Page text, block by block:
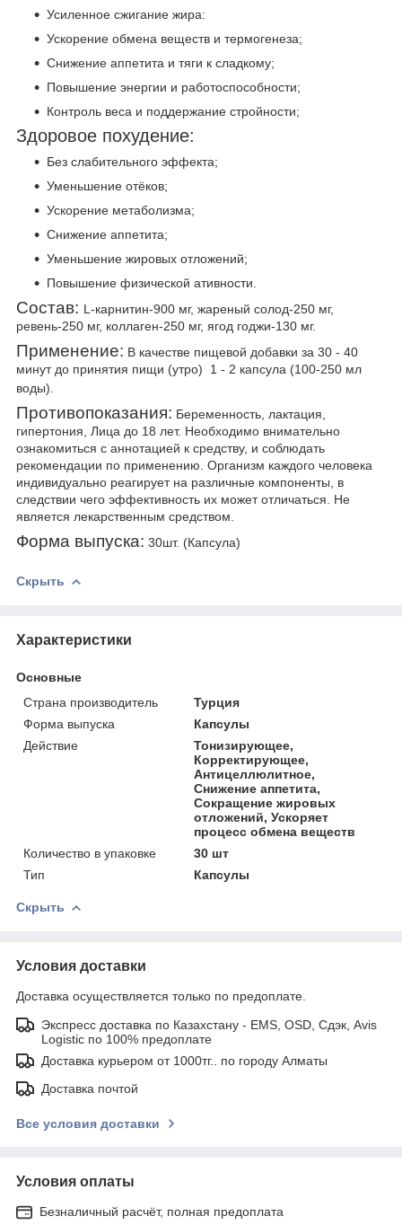
Усиленное сжигание жира:
Ускорение обмена веществ и термогенеза;
Снижение аппетита и тяги к сладкому;
Повышение энергии и работоспособности;
Контроль веса и поддержание стройности;
Здоровое похудение:
Без слабительного эффекта;
Уменьшение отёков;
Ускорение метаболизма;
Снижение аппетита;
Уменьшение жировых отложений;
Повышение физической ативности.
Состав: L-карнитин-900 мг, жареный солод-250 мг,
ревень-250 мг, коллаген-250 мг, ягод годжи-130 мг.
Применение: В качестве пищевой добавки за 30 - 40
минут до принятия пищи (утро) 1 - 2 капсула (100-250 мл
воды).
Противопоказания: Беременность, лактация,
гипертония, Лица до 18 лет. Необходимо внимательно
ознакомиться с аннотацией к средству, и соблюдать
рекомендации по применению. Организм каждого человека
индивидуально реагирует на различные компоненты, в
следствии чего эффективность их может отличаться. Не
является лекарственным средством.
Форма выпуска: 30шт. (Капсула)
Скрыть
Характеристики
Основные
Страна производитель
Турция
Форма выпуска
Капсулы
Действие
Тонизирующее,
Корректирующее,
Антицеллюлитное,
Снижение аппетита,
Сокращение жировых
отложений, Ускоряет
процесс обмена веществ
Количество в упаковке
30 шт
Тип
Капсулы
Скрыть
Условия доставки
Доставка осуществляется только по предоплате.
Экспресс доставка по Казахстану - EMS, OSD, Сдэк, Avis
Logistic по 100% предоплате
Доставка курьером от 1000тг.. по городу Алматы
Доставка почтой
Все условия доставки
Условия оплаты
Безналичный расчёт, полная предоплата